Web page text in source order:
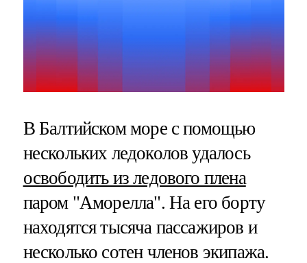
В Балтийском море с помощью
нескольких ледоколов удалось
освободить из ледового плена
паром "Аморелла". На его борту
находятся тысяча пассажиров и
несколько сотен членов экипажа.